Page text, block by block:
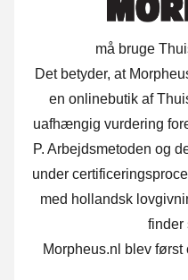
må bruge
Det betyder, at
en onlinebutik af
uafhængig vurdering
P. Arbejdsmetoden og
under
med hollandsk
finder
Morpheus.nl blev